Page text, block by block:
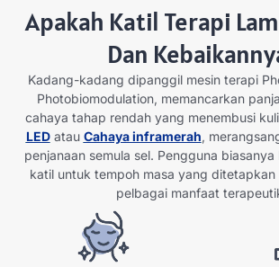
Apakah Katil Terapi
Dan
Kadang-kadang dipanggil mesin terapi
Photobiomodulation, memancarkan
cahaya tahap rendah yang menembusi
LEDatau Cahaya inframerah,
penjanaan semula sel. Pengguna
katil untuk tempoh masa yang ditetapkan
pelbagai manfaat